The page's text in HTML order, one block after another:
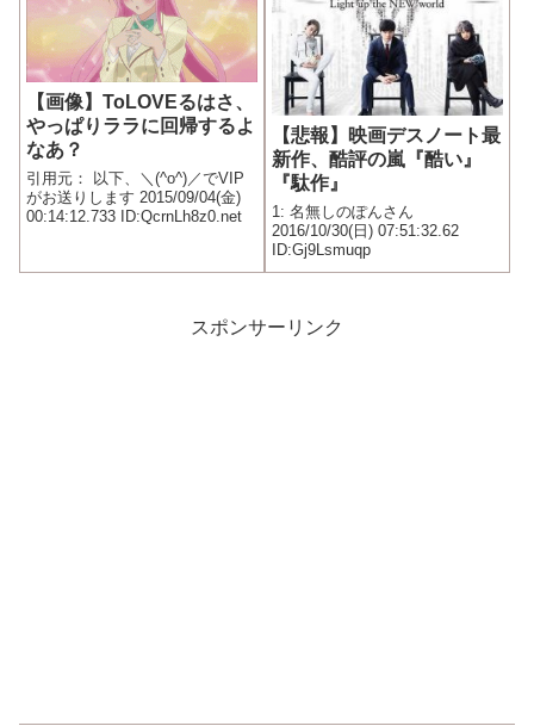
【画像】ToLOVEるはさ、
やっぱりララに回帰するよ
なあ？
引用元： 以下、＼(^o^)／でVIP
がお送りします 2015/09/04(金)
00:14:12.733 ID:QcrnLh8z0.net
【悲報】映画デスノート最
新作、酷評の嵐『酷い』
『駄作』
1: 名無しのぽんさん
2016/10/30(日) 07:51:32.62
ID:Gj9Lsmuqp
スポンサーリンク